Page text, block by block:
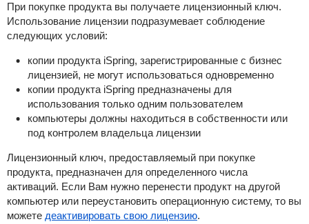
При покупке продукта вы получаете лицензионный ключ.
Использование лицензии подразумевает соблюдение
следующих условий:
копии продукта iSpring, зарегистрированные с бизнес
лицензией, не могут использоваться одновременно
копии продукта iSpringпредназначены для
использования только одним пользователем
компьютеры должны находиться в собственности или
под контролем владельца лицензии
Лицензионный ключ, предоставляемый при покупке
продукта, предназначен для определенного числа
активаций. Если Вам нужно перенести продукт на другой
компьютер или переустановить операционную систему, то вы
можете деактивировать свою лицензию.